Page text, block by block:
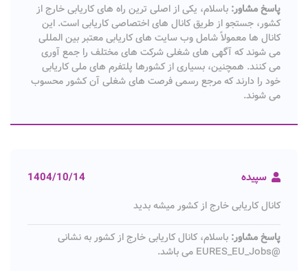
پاسخ مشاور: باسلام، یکی از اصلی ترین راه های کاریابی خارج از
کشور، جستجو از طریق کانال های اختصاصی کاریابی است. این
کانال ها معمولاً شامل وب سایت های کاریابی معتبر بین المللی
می شوند که آگهی های شغلی شرکت های مختلف را جمع آوری
می کنند. همچنین، بسیاری از کشورها پلتفرم های ملی کاریابی
خود را دارند که مرجع رسمی فرصت های شغلی آن کشور محسوب
می شوند.
سپیده 1404/10/14
کانال کاریابی خارج از کشور میشه بدید
پاسخ مشاور: باسلام، کانال کاریابی خارج از کشور به نشانی
@EURES_EU_Jobs می باشد.